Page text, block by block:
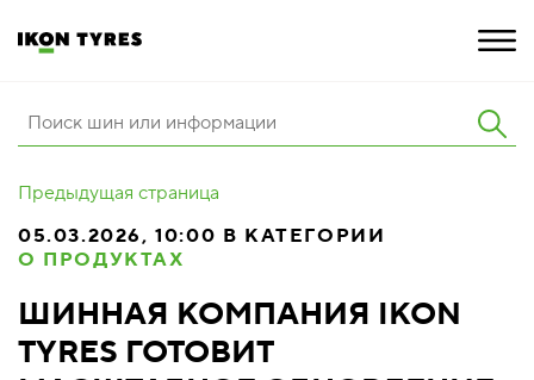
РАСШИРЕННАЯ ГАРАНТИЯ
О КОМПАНИИ
Предыдущая страница
05.03.2026, 10:00 В КАТЕГОРИИ
О ПРОДУКТАХ
ШИННАЯ КОМПАНИЯ IKON
TYRES ГОТОВИТ